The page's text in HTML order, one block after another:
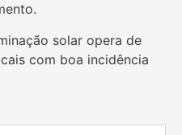
solar opera de
com boa incidência